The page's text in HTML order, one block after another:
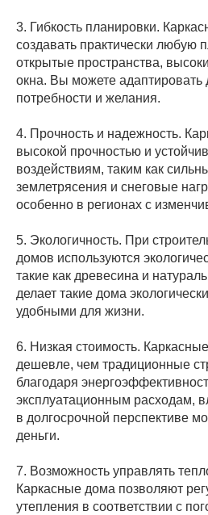
3. Гибкость планировки.
создавать практически любую
открытые пространства,
окна. Вы можете адаптировать
потребности и желания.
4. Прочность и надежность.
высокой прочностью и
воздействиям, таким как
землетрясения и снеговые
особенно в регионах с
5. Экологичность. При
домов используются
такие как древесина и
делает такие дома
удобными для жизни.
6. Низкая стоимость.
дешевле, чем традиционные
благодаря
эксплуатационным расходам,
в долгосрочной перспективе
деньги.
7. Возможность управлять
Каркасные дома позволяют
утепления в соответствии с